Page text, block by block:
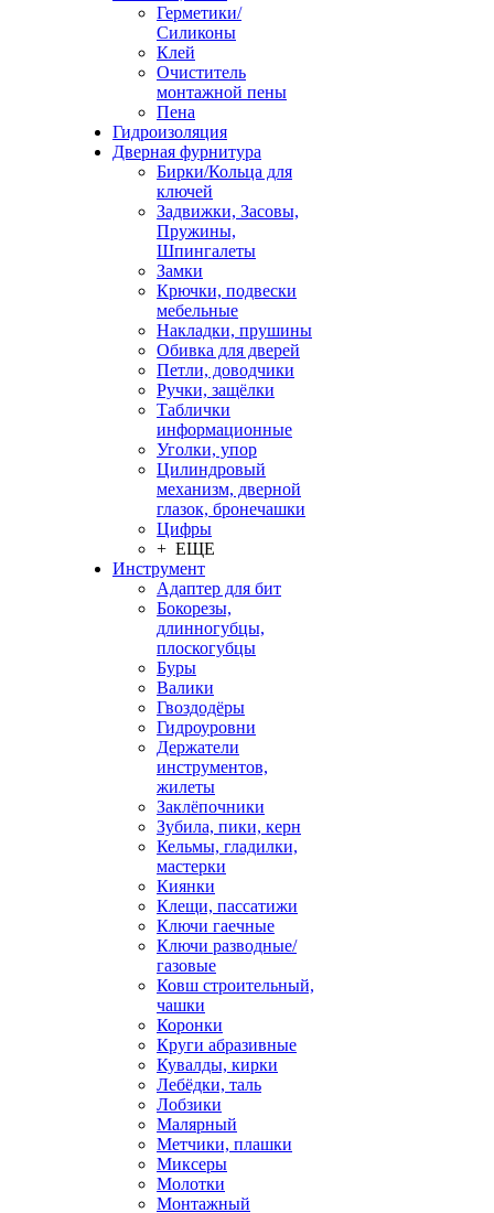
Герметики/
Силиконы
Клей
Очиститель
монтажной пены
Пена
Гидроизоляция
Дверная фурнитура
Бирки/Кольца для
ключей
Задвижки, Засовы,
Пружины,
Шпингалеты
Замки
Крючки, подвески
мебельные
Накладки, прушины
Обивка для дверей
Петли, доводчики
Ручки, защёлки
Таблички
информационные
Уголки, упор
Цилиндровый
механизм, дверной
глазок, бронечашки
Цифры
+ ЕЩЕ
Инструмент
Адаптер для бит
Бокорезы,
длинногубцы,
плоскогубцы
Буры
Валики
Гвоздодёры
Гидроуровни
Держатели
инструментов,
жилеты
Заклёпочники
Зубила, пики, керн
Кельмы, гладилки,
мастерки
Киянки
Клещи, пассатижи
Ключи гаечные
Ключи разводные/
газовые
Ковш строительный,
чашки
Коронки
Круги абразивные
Кувалды, кирки
Лебёдки, таль
Лобзики
Малярный
Метчики, плашки
Миксеры
Молотки
Монтажный